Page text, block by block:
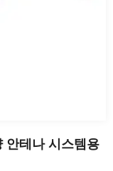
안테나 시스템용